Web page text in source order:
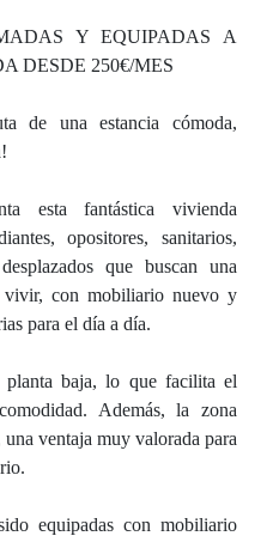
Y EQUIPADAS A
DESDE 250€/MES
de una estancia cómoda,
esta fantástica vivienda
opositores, sanitarios,
que buscan una
vivir, con mobiliario nuevo y
para el día a día.
baja, lo que facilita el
Además, la zona
ventaja muy valorada para
equipadas con mobiliario